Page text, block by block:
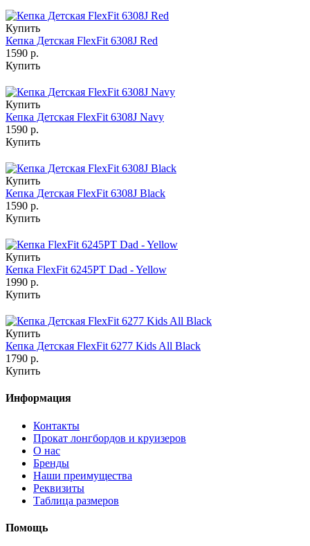
Купить
Кепка Детская FlexFit 6308J Red
1590 р.
Купить
Купить
Кепка Детская FlexFit 6308J Navy
1590 р.
Купить
Купить
Кепка Детская FlexFit 6308J Black
1590 р.
Купить
Купить
Кепка FlexFit 6245PT Dad - Yellow
1990 р.
Купить
Купить
Кепка Детская FlexFit 6277 Kids All Black
1790 р.
Купить
Информация
Контакты
Прокат лонгбордов и круизеров
О нас
Бренды
Наши преимущества
Реквизиты
Таблица размеров
Помощь